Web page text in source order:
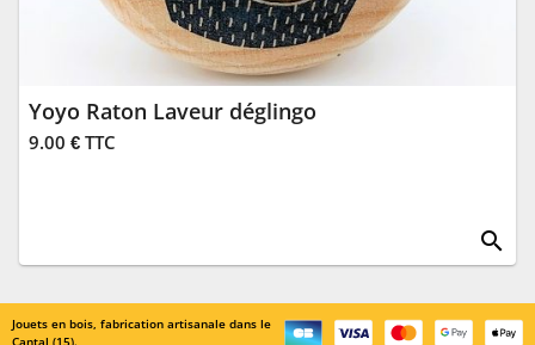
Yoyo Raton Laveur déglingo
9.00 € TTC
search
Jouets en bois, fabrication artisanale dans le